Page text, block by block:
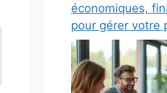
économiques,
pour gérer votre